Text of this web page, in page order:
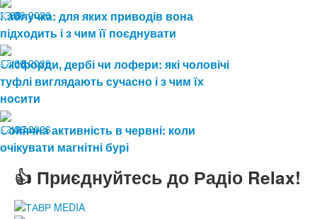
19.06.2026
88
Каблучка: для яких приводів вона
підходить і з чим її поєднувати
15.06.2026
115
Оксфорди, дербі чи лофери: які чоловічі
туфлі виглядають сучасно і з чим їх
носити
12.06.2026
127
Сонячна активність в червні: коли
очікувати магнітні бурі
👍 Приєднуйтесь до Радіо Relax!